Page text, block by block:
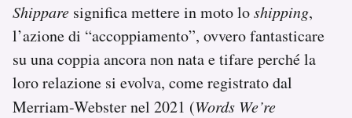
Shippare significa mettere in moto loshipping,
l’azione di “accoppiamento”, ovvero fantasticare
su una coppia ancora non nata e tifare perché la
loro relazione si evolva, come registrato dal
Merriam-Webster nel 2021 (Words We’re